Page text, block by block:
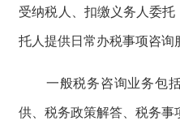
受纳税人、扣缴义务人委
托人提供日常办税事项咨询
一般税务咨询业务包括
供、税务政策解答、税务事